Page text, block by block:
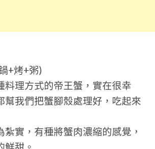
+烤+粥)
料理方式的帝王蟹，實在很幸
幫我們把蟹腳殼處理好，吃起來
紮實，有種將蟹肉濃縮的感覺，